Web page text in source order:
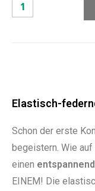
Elastisch-
Schon der erste
begeistern. Wie auf
einen
EINEM! Die